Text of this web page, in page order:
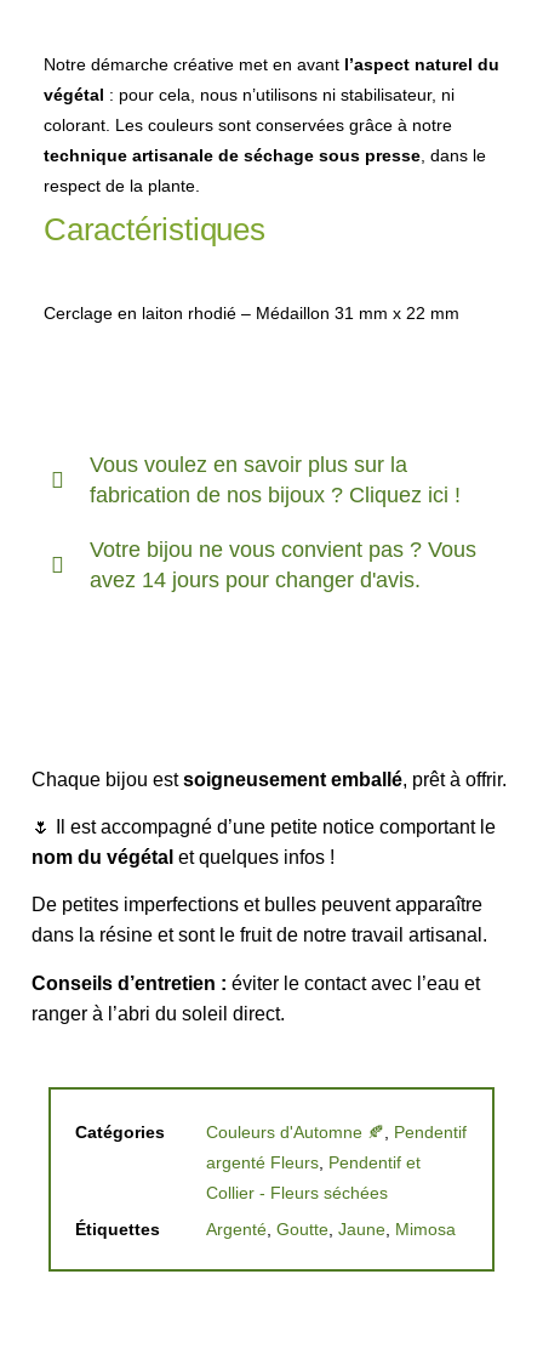
Notre démarche créative met en avant l’aspect naturel du
végétal : pour cela, nous n’utilisons ni stabilisateur, ni
colorant. Les couleurs sont conservées grâce à notre
technique artisanale de séchage sous presse , dans le
respect de la plante.
Caractéristiques
Cerclage en laiton rhodié – Médaillon 31 mm x 22 mm
Vous voulez en savoir plus sur la
fabrication de nos bijoux ? Cliquez ici !
Votre bijou ne vous convient pas ? Vous
avez 14 jours pour changer d'avis.
Chaque bijou estsoigneusement emballé, prêt à offrir.
🌷 Il est accompagné d’une petite notice comportant le
nom du végétal et quelques infos !
De petites imperfections et bulles peuvent apparaître
dans la résine et sont le fruit de notre travail artisanal.
Conseils d’entretien : éviter le contact avec l’eau et
ranger à l’abri du soleil direct.
Catégories Couleurs d'Automne 🍂
Pendentif
argenté Fleurs Pendentif et
Collier - Fleurs séchées
Étiquettes
Argenté Goutte Jaune Mimosa